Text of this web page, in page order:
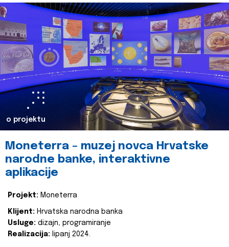
o projektu
Moneterra – muzej novca Hrvatske
narodne banke, interaktivne
aplikacije
Projekt: Moneterra
Klijent: Hrvatska narodna banka
Usluge: dizajn, programiranje
Realizacija: lipanj 2024.